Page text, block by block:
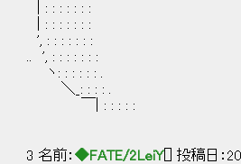
| : : : : :
| : : : :
', : : : :
.. ', : : : : :
ヽ: : : : :
＼_: : : :
￣| : : : :
3 名前： ◆FATE/2LeiY[] 投稿日：